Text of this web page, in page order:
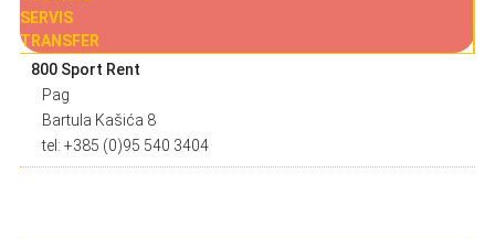
SERVIS
TRANSFER
800 Sport Rent
Pag
Bartula Kašića 8
tel: +385 (0)95 540 3404